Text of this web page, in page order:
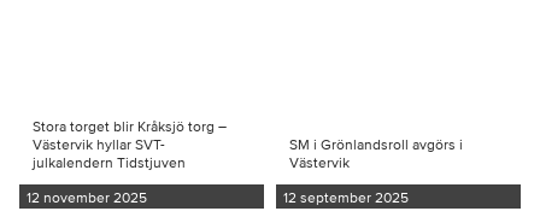
Stora torget blir Kråksjö torg –
Västervik hyllar SVT-
julkalendern Tidstjuven
12 november 2025
SM i Grönlandsroll avgörs i
Västervik
12 september 2025